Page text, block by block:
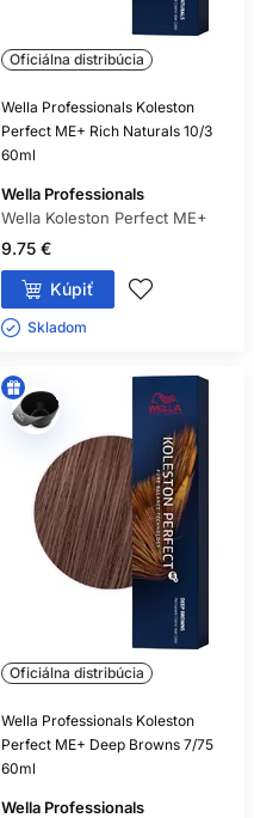
Oficiálna distribúcia
Wella Professionals Koleston
Perfect ME+ Rich Naturals 10/3
60ml
Wella Professionals
Wella Koleston Perfect ME+
9.75 €
Kúpiť
Skladom ㅤ
Oficiálna distribúcia
Wella Professionals Koleston
Perfect ME+ Deep Browns 7/75
60ml
Wella Professionals